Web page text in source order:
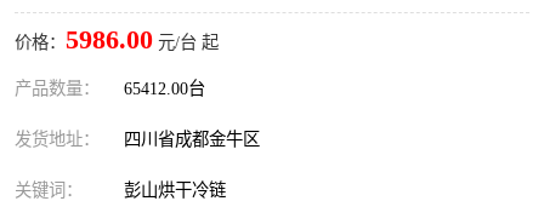
价格： 5986.00 元/台 起
产品数量： 65412.00台
发货地址： 四川省成都金牛区
关键词： 彭山烘干冷链